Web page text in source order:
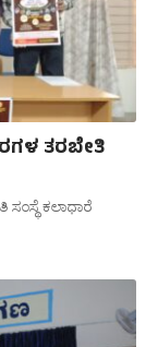
ತರಬೇತಿ
ಕಲಾಧಾರೆ